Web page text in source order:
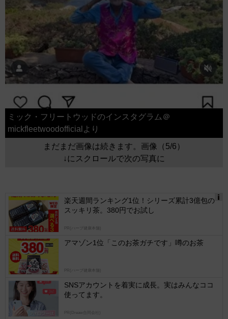
ミック・フリートウッドのインスタグラム＠
mickfleetwoodofficialより
まだまだ画像は続きます。画像（5/6）
↓にスクロールで次の写真に
楽天週間ランキング1位！シリーズ累計3億包の
スッキリ茶。380円でお試し
PR(ハーブ健康本舗)
アマゾン1位「このお茶ガチです」噂のお茶
PR(ハーブ健康本舗)
SNSアカウントを着実に成長。実はみんなココ
使ってます。
PR(Dreaw合同会社)